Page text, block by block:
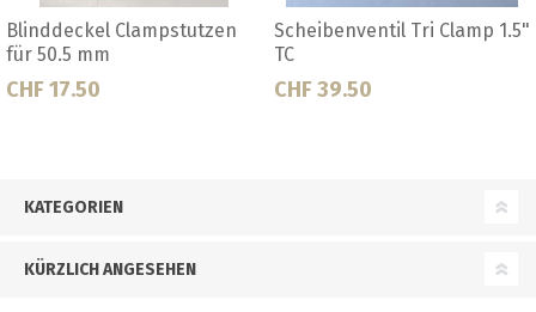
Tri Clamp 1.5" Blinddeckel DIN 32
CHF 22.50
KATEGORIEN
KÜRZLICH ANGESEHEN